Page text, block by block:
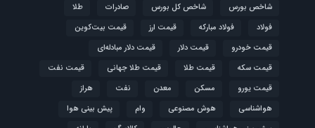
شاخص بورس
شاخص کل بورس صادرات
طلا
فولاد
فولاد مبارکه قیمت ارز
قیمت بیت‌کوین
قیمت خودرو
قیمت دلار
قیمت دلار مبادله‌ای
قیمت سکه
قیمت طلا قیمت طلا جهانی
قیمت نفت
قیمت یورو
مسکن معدن نفت
هراز
هواشناسی
هوش مصنوعی وام
پیش بینی هوا